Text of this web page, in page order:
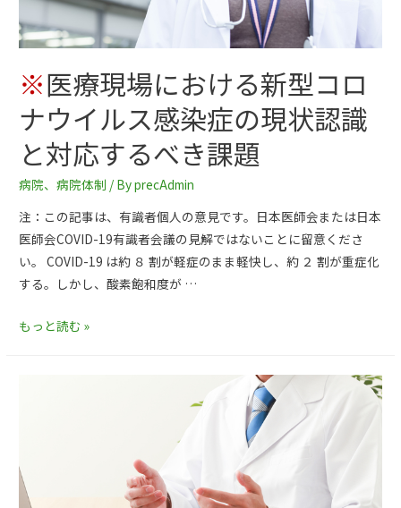
※医療現場における新型コロ
ナウイルス感染症の現状認識
と対応するべき課題
病院、病院体制 / ByprecAdmin
注：この記事は、有識者個人の意見です。日本医師会または日本
医師会COVID-19有識者会議の見解ではないことに留意くださ
い。 COVID-19 は約 ８ 割が軽症のまま軽快し、約 ２ 割が重症化
する。しかし、酸素飽和度が …
もっと読む »